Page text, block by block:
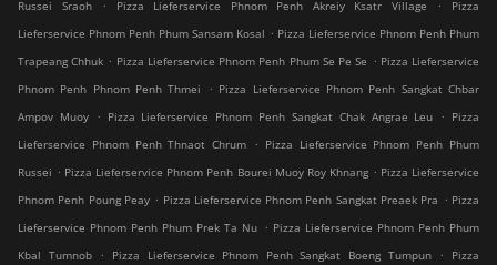
Russei Sraoh
Pizza Lieferservice Phnom Penh Akreiy Ksatr Village
Pizza
Lieferservice Phnom Penh Phum Sansam Kosal . Pizza Lieferservice Phnom Penh Phum
Trapeang Chhuk . Pizza Lieferservice Phnom Penh Phum Se Pe Se . Pizza Lieferservice
Phnom Penh Phnom Penh Thmei
. Pizza Lieferservice Phnom Penh Sangkat Chbar
Ampov Muoy
. Pizza Lieferservice Phnom Penh Sangkat Chak Angrae Leu . Pizza
Lieferservice Phnom Penh Thnaot Chrum
. Pizza Lieferservice Phnom Penh Phum
Russei . Pizza Lieferservice Phnom Penh Bourei Muoy Roy Khnang . Pizza Lieferservice
Phnom Penh Poung Peay . Pizza Lieferservice Phnom Penh Sangkat Preaek Pra . Pizza
Lieferservice Phnom Penh Phum Prek Ta Nu . Pizza Lieferservice Phnom Penh Phum
Kbal Tumnob
. Pizza Lieferservice Phnom Penh Sangkat Boeng Tumpun .
Pizza